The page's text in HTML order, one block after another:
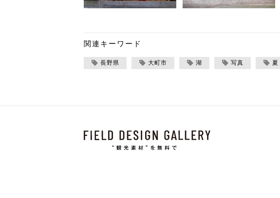
関連キーワード
長野県 大町市 湖 写真 夏